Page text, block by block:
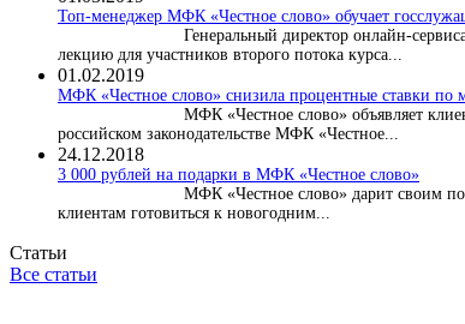
Топ-менеджер МФК «Честное слово» обучает
Генеральный директор онлайн-
лекцию для участников второго потока курса...
01.02.2019
МФК «Честное слово» снизила процентные ставки по
МФК «Честное слово» объявляет
российском законодательстве МФК «Честное...
24.12.2018
3 000 рублей на подарки в МФК «Честное слово»
МФК «Честное слово» дарит своим
клиентам готовиться к новогодним...
Статьи
Все статьи